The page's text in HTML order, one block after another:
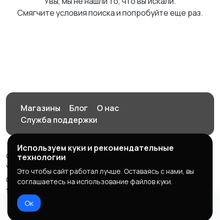
Смягчите условия поиска и попробуйте еще раз.
Магазины Блог
О нас
Служба поддержки
© 2026 Орен-АЙ - Авто | Недвижимость | Работа |
Услуги
Создал Карусов Е.С ООО "ЦПК" ИНН 5609203278 ОГРН
1235600008841
Правила сервиса
Используем куки и рекомендательные
технологии
Это чтобы сайт работал лучше. Оставаясь с нами, вы
соглашаетесь на использование файлов куки.
Ок